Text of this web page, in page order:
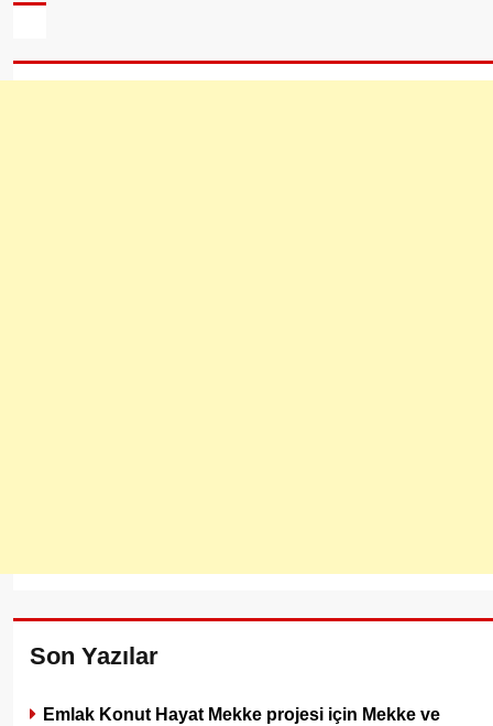
Son Yazılar
Emlak Konut Hayat Mekke projesi için Mekke ve